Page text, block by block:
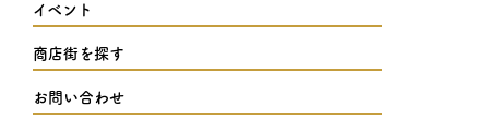
イベント
商店街を探す
お問い合わせ